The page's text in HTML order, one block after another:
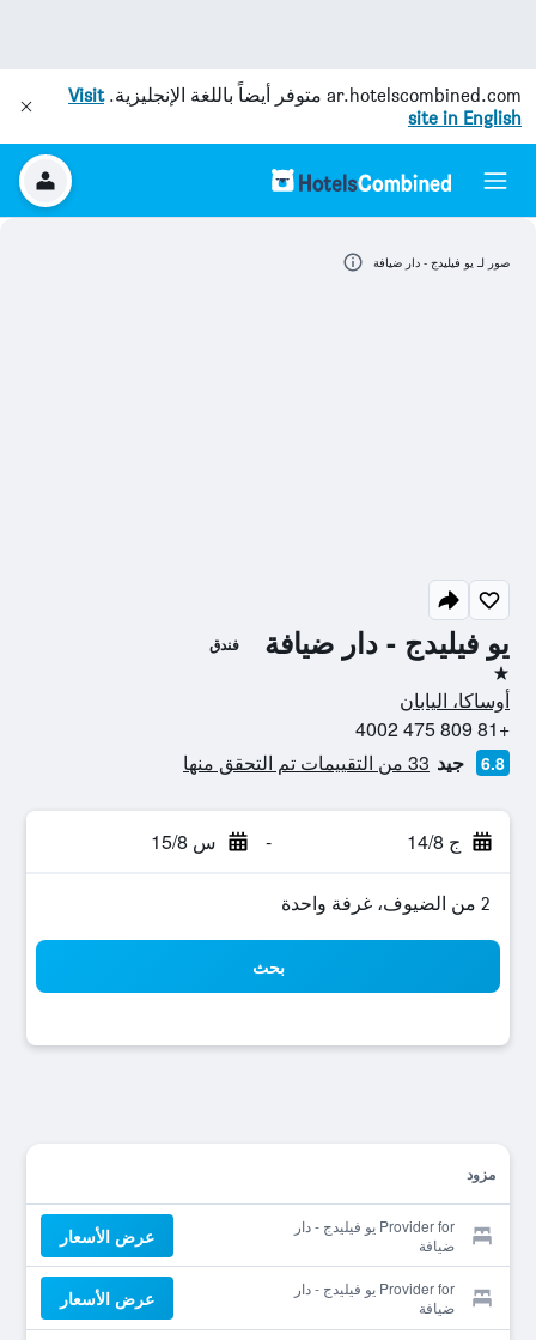
ar.hotelscombined.com متوفر أيضاً باللغة الإنجليزية.Visit
site in English
يو فيليدج - دار ضيافة فندق
نجمة واحدة
أوساكا، اليابان
+81 809 475 4002
6.8 جيد 33 من التقييمات تم التحقق منها
ج 14/8 - س 15/8
2 من الضيوف، غرفة واحدة
بحث
مزود
Provider for يو فيليدج - دار
ضيافة
عرض الأسعار
Provider for يو فيليدج - دار
ضيافة
عرض الأسعار
صور لـ يو فيليدج - دار ضيافة